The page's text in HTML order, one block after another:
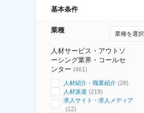
基本条件
業種 業種を選択
人材サービス・アウトソ
ーシング業界・コールセ
ンター (461)
人材紹介・職業紹介 (28)
人材派遣 (219)
求人サイト・求人メディア
(12)